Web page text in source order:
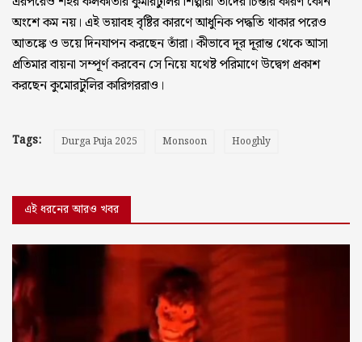
অংশে কম নয়। এই ভয়াবহ বৃষ্টির কারণে আধুনিক পদ্ধতি থাকার পরেও
আতঙ্কে ও ভয়ে দিনযাপন করছেন তাঁরা। কীভাবে দূর দূরান্ত থেকে আসা
প্রতিমার বায়না সম্পূর্ণ করবেন সে নিয়ে যথেষ্ট পরিমাণে উদ্বেগ প্রকাশ
করছেন কুমোরটুলির কারিগররাও।
Tags: Durga Puja 2025 Monsoon Hooghly
এই ধরনের আরও খবর